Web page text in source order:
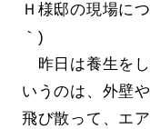
Ｈ様邸の現場に
｀)
昨日は養生を
いうのは、外壁
飛び散って、エ